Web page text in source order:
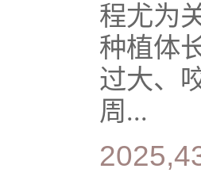
程尤为
种植体
过大、
周...